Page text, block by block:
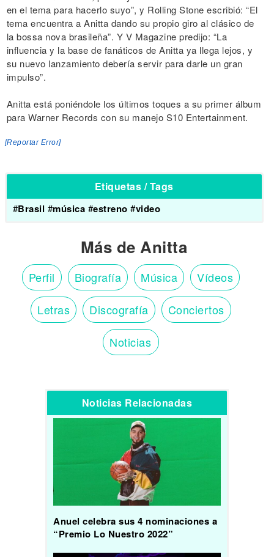
en el tema para hacerlo suyo”, y Rolling Stone escribió: “El
tema encuentra a Anitta dando su propio giro al clásico de
la bossa nova brasileña”. Y V Magazine predijo: “La
influencia y la base de fanáticos de Anitta ya llega lejos, y
su nuevo lanzamiento debería servir para darle un gran
impulso”.
Anitta está poniéndole los últimos toques a su primer álbum
para Warner Records con su manejo S10 Entertainment.
[Reportar Error]
Etiquetas / Tags
#Brasil #música #estreno #video
Más de Anitta
Perfil Biografía Música Vídeos
Letras Discografía Conciertos
Noticias
Noticias Relacionadas
Anuel celebra sus 4 nominaciones a
“Premio Lo Nuestro 2022”